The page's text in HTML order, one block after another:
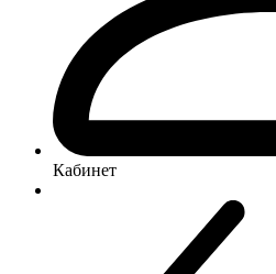
Кабинет